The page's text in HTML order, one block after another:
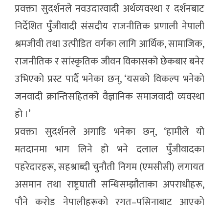
प्रवक्ता सुदर्शनले नवउदारवादी अर्थव्यवस्था र दर्शनबाट
निर्देशित पुँजीवादी संसदीय राजनीतिक प्रणाली नेपाली
श्रमजीवी तथा उत्पीडित वर्गका लागि आर्थिक, सामाजिक,
राजनीतिक र सांस्कृतिक जीवन विकासको छेकबार बनेर
उभिएको प्रस्ट पार्दै भनेका छन्, ‘यसको विकल्प भनेको
जनवादी क्रान्तिसहितको वैज्ञानिक समाजवादी व्यवस्था
हो ।’
प्रवक्ता सुदर्शनले अगाडि भनेका छन्, ‘हामीले यो
मतदानमा भाग लिने हो भने दलाल पुँजीवादका
पहरेदारहरू, सहश्राब्दी चुनौती निगम (एमसीसी) लगायत
असमान तथा राष्ट्रघाती सन्धिसम्झौताका अपराधीहरू,
पौने करोड नेपालीहरूको रगत–पसिनाबाट आएको